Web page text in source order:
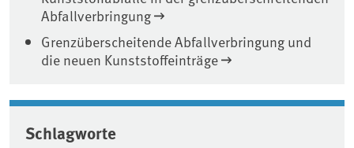
Abfallverbringung
Grenzüberscheitende Abfallverbringung und
die neuen Kunststoffeinträge
Schlagworte